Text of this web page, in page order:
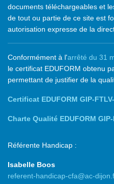
documents téléchargeables et
de tout ou partie de ce site est
autorisation expresse de la
Conformément à l'arrêté du 31
le certificat EDUFORM obtenu
permettant de justifier de la
Certificat EDUFORM GIP-
Charte Qualité EDUFORM
Référente Handicap :
Isabelle Boos
referent-handicap-cfa@ac-